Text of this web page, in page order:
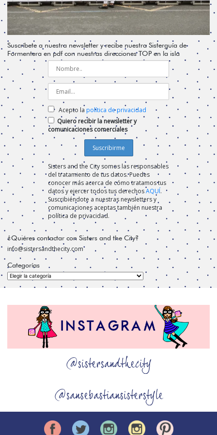
Suscríbete a nuestra newsletter y recibe nuestra Sisterguía de
Formentera en pdf con nuestras direcciones TOP en la isla
Acepto la política de privacidad
Quiero recibir la newsletter y
comunicaciones comerciales
Sisters and the City somos las responsables
del tratamiento de tus datos. Puedes
conocer más acerca de cómo tratamos tus
datos y ejercer todos tus derechosAQUÍ.
Suscribiéndote a nuestras newsletters y
comunicaciones aceptas también nuestra
política de privacidad.
¿Quiéres contactar con Sisters and the City?
info@sistersandthecity.com
Categorías
Categorías
@sistersandthecity
@sansebastiansisterstyle